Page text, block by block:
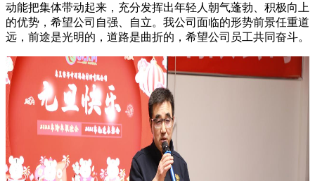
动能把集体带动起来，充分发挥出年轻人朝气蓬勃、积极向上
的优势，希望公司自强、自立。我公司面临的形势前景任重道
远，前途是光明的，道路是曲折的，希望公司员工共同奋斗。